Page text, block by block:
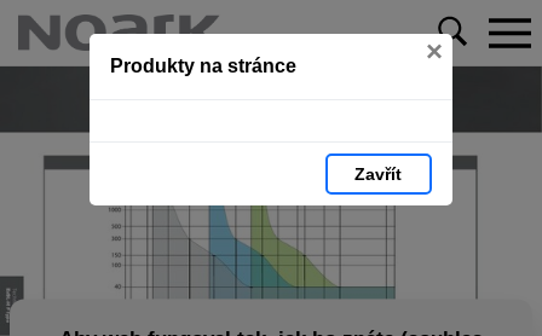
Produkty na stránce ×
Zavřít